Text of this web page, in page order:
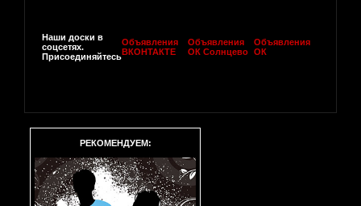
Наши доски в
соцсетях.
Присоединяйтесь
Объявления
ВКОНТАКТЕ
Объявления
ОК Солнцево
Объявления
ОК
РЕКОМЕНДУЕМ: